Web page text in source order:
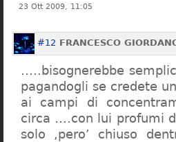
23 Ott 2009, 11:05
#12 FRANCESCO
…..bisognerebbe
pagandogli se credete
ai campi di
circa ….con lui profumi
solo ,pero’ chiuso